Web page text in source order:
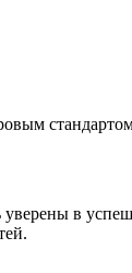
стандартом
в